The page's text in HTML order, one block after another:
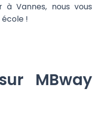
à Vannes, nous vous
!
MBway